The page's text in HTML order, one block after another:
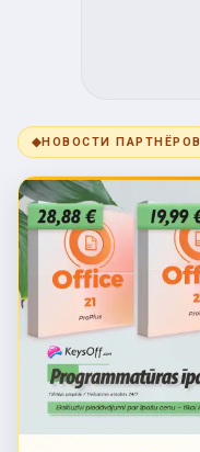
◆НОВОСТИ ПАРТНЁРОВ